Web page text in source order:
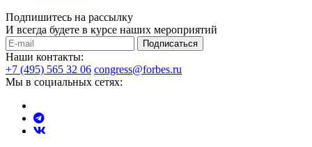
Подпишитесь на рассылку
И всегда будете в курсе наших мероприятий
Подписаться
Наши контакты:
+7 (495) 565 32 06 congress@forbes.ru
Мы в социальных сетях: